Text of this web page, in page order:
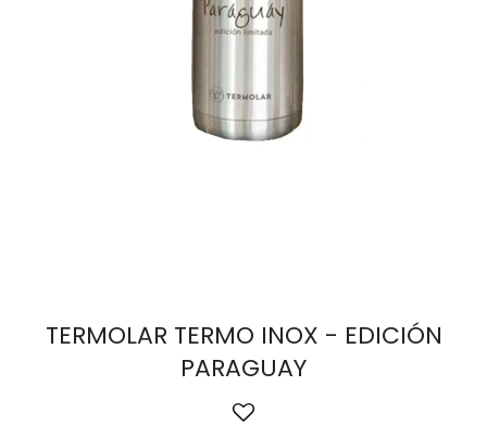
TERMOLAR TERMO INOX - EDICIÓN
PARAGUAY